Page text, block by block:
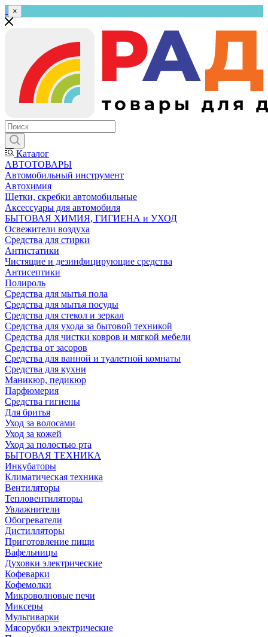
×
Каталог
АВТОТОВАРЫ
Автомобильный инструмент
Автохимия
Щетки, скребки автомобильные
Аксессуары для автомобиля
БЫТОВАЯ ХИМИЯ, ГИГИЕНА и УХОД
Освежители воздуха
Средства для стирки
Антистатики
Чистящие и дезинфицирующие средства
Антисептики
Полироль
Средства для мытья пола
Средства для мытья посуды
Средства для стекол и зеркал
Средства для ухода за бытовой техникой
Средства для чистки ковров и мягкой мебели
Средства от засоров
Средства для ванной и туалетной комнаты
Средства для кухни
Маникюр, педикюр
Парфюмерия
Средства гигиены
Для бритья
Уход за волосами
Уход за кожей
Уход за полостью рта
БЫТОВАЯ ТЕХНИКА
Инкубаторы
Климатическая техника
Вентиляторы
Тепловентиляторы
Увлажнители
Обогреватели
Дистилляторы
Приготовление пищи
Вафельницы
Духовки электрические
Кофеварки
Кофемолки
Микроволновые печи
Миксеры
Мультиварки
Мясорубки электрические